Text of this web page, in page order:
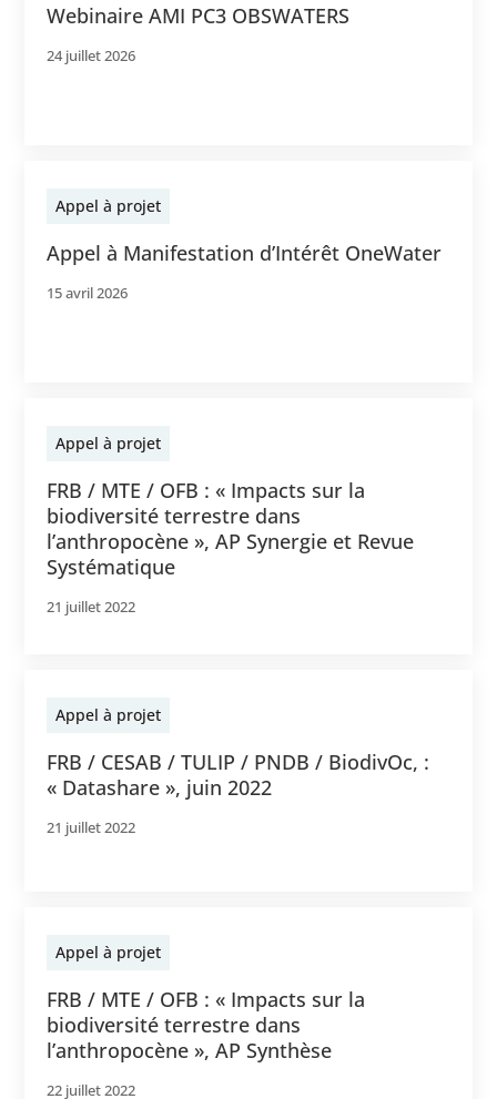
Webinaire AMI PC3 OBSWATERS
24 juillet 2026
Appel à projet
Appel à Manifestation d’Intérêt OneWater
15 avril 2026
Appel à projet
FRB / MTE / OFB : « Impacts sur la
biodiversité terrestre dans
l’anthropocène », AP Synergie et Revue
Systématique
21 juillet 2022
Appel à projet
FRB / CESAB / TULIP / PNDB / BiodivOc, :
« Datashare », juin 2022
21 juillet 2022
Appel à projet
FRB / MTE / OFB : « Impacts sur la
biodiversité terrestre dans
l’anthropocène », AP Synthèse
22 juillet 2022